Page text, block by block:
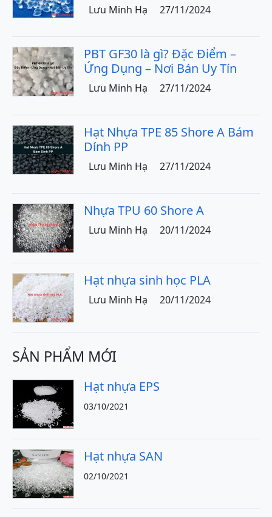
Lưu Minh Hạ 27/11/2024
PBT GF30 là gì? Đặc Điểm –
Ứng Dụng – Nơi Bán Uy Tín
Lưu Minh Hạ 27/11/2024
Hạt Nhựa TPE 85 Shore A Bám
Dính PP
Lưu Minh Hạ 27/11/2024
Nhựa TPU 60 Shore A
Lưu Minh Hạ 20/11/2024
Hạt nhựa sinh học PLA
Lưu Minh Hạ 20/11/2024
SẢN PHẨM MỚI
Hạt nhựa EPS
03/10/2021
Hạt nhựa SAN
02/10/2021